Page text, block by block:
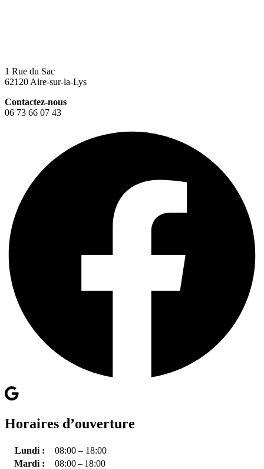
1 Rue du Sac
62120 Aire-sur-la-Lys
Contactez-nous
06 73 66 07 43
Horaires d’ouverture
Lundi :
08:00 – 18:00
Mardi :
08:00 – 18:00